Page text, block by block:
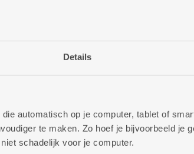
Details
automatisch op je computer, tablet of
te maken. Zo hoef je bijvoorbeeld je
schadelijk voor je computer.
Welkom in
je wasmachines,
hebben ook
strijken. Als je daar
ophalen en